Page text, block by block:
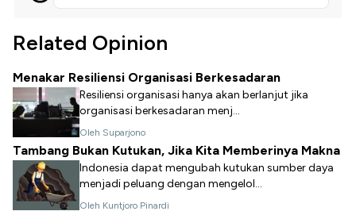
Related Opinion
Menakar Resiliensi Organisasi Berkesadaran
Resiliensi organisasi hanya akan berlanjut jika
organisasi berkesadaran menj...
Oleh Suparjono
Tambang Bukan Kutukan, Jika Kita Memberinya Makna
Indonesia dapat mengubah kutukan sumber daya
menjadi peluang dengan mengelol...
Oleh Kuntjoro Pinardi